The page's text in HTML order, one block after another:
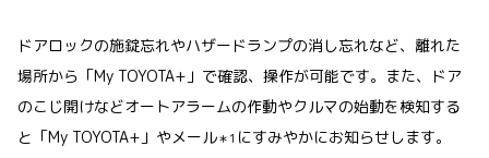
ドアロックの施錠忘れやハザードランプの消し忘れなど、離れた
場所から「My TOYOTA+」で確認、操作が可能です。また、ドア
のこじ開けなどオートアラームの作動やクルマの始動を検知する
と「My TOYOTA+」やメール＊1 にすみやかにお知らせします。